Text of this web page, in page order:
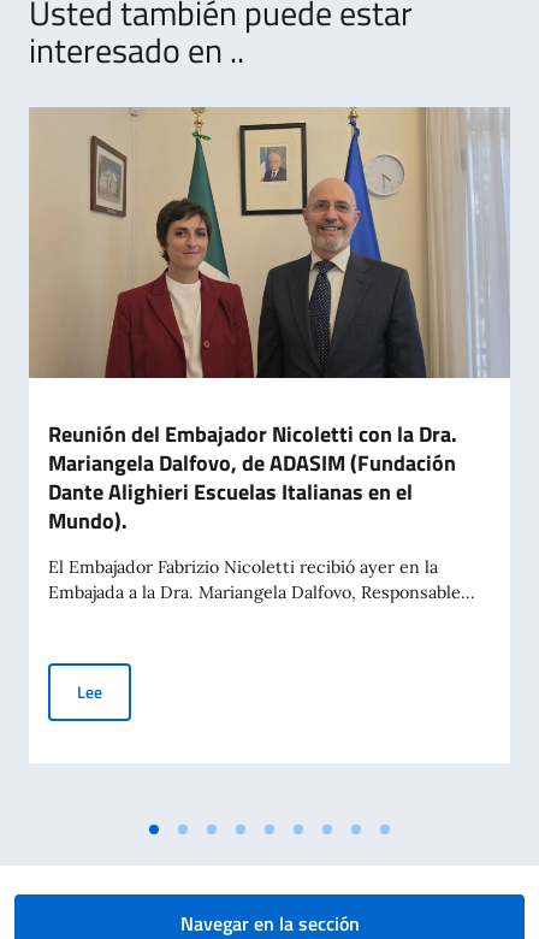
Usted también puede estar
interesado en ..
Reunión del Embajador Nicoletti con la Dra.
Mariangela Dalfovo, de ADASIM (Fundación
Dante Alighieri Escuelas Italianas en el
Mundo).
El Embajador Fabrizio Nicoletti recibió ayer en la
Embajada a la Dra. Mariangela Dalfovo, Responsable...
LeeReunión del Embajador Nicoletti con la Dra. Mariangela
Navegar en la sección